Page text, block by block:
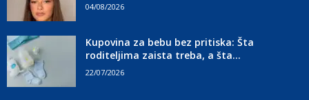
04/08/2026
Kupovina za bebu bez pritiska: Šta
roditeljima zaista treba, a šta...
22/07/2026